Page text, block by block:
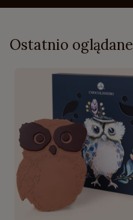
Ostatnio oglądane